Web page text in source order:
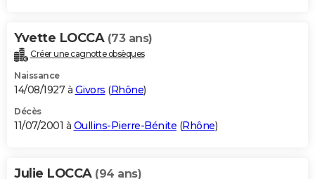
Yvette LOCCA (73 ans)
Créer une cagnotte obsèques
Naissance
14/08/1927 à Givors (Rhône)
Décès
11/07/2001 à Oullins-Pierre-Bénite (Rhône)
Julie LOCCA (94 ans)